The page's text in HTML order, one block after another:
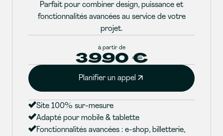
Parfait pour combiner design, puissance et
fonctionnalités avancées au service de votre
projet.
à partir de
3990 €
Planifier un appel
Site 100% sur-mesure
Adapté pour mobile & tablette
Fonctionnalités avancées : e-shop, billetterie,